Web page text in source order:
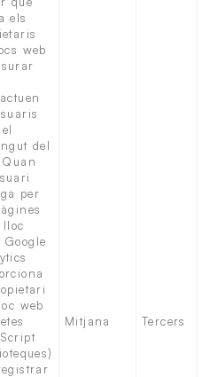
els
web
del
per
lloc
Google
web
Mitjana Tercers